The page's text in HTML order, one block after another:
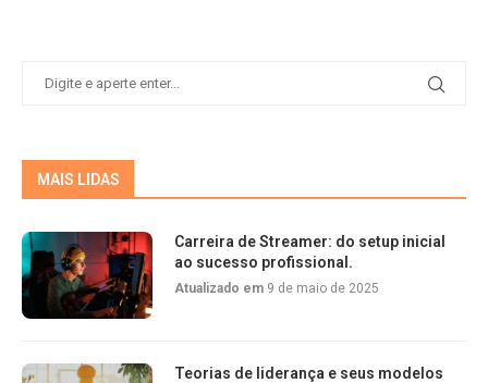
MAIS LIDAS
Carreira de Streamer: do setup inicial
ao sucesso profissional.
Atualizado em 9 de maio de 2025
Teorias de liderança e seus modelos